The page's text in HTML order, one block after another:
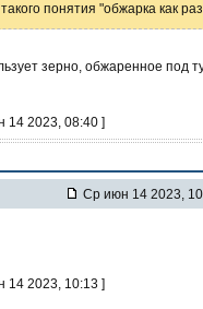
понятия "обжарка как
зерно, обжаренное под
14 2023, 08:40 ]
Ср июн 14 2023,
14 2023, 10:13 ]